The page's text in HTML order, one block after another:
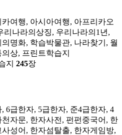
여행, 아시아여행, 아프리카오
리나라의상징, 우리나라의1년,
명화, 학습박물관, 나라찾기, 월
상, 프린트학습지
지 245장
6급한자, 5급한자, 준4급한자, 4
자문, 한자사전, 펀펀중국어, 한
성어, 한자섬탈출, 한자게임방,